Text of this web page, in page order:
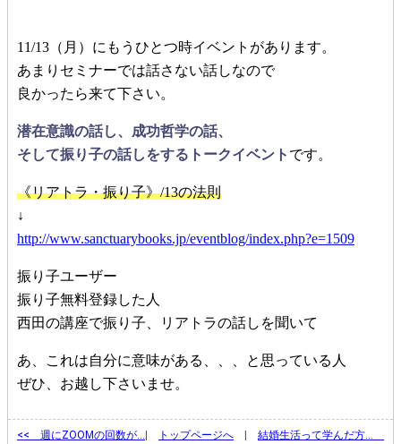
11/13（月）にもうひとつ時イベントがあります。
あまりセミナーでは話さない話しなので
良かったら来て下さい。
潜在意識の話し、成功哲学の話、
そして振り子の話しをするトークイベント です。
《リアトラ・振り子》/13の法則
↓
http://www.sanctuarybooks.jp/eventblog/index.php?e=1509
振り子ユーザー
振り子無料登録した人
西田の講座で振り子、リアトラの話しを聞いて
あ、これは自分に意味がある、、、と思っている人
ぜひ、お越し下さいませ。
<< 週にZOOMの回数が… トップページへ| 結婚生活って学んだ方…